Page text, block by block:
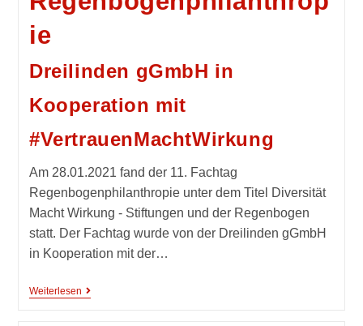
ie
Dreilinden gGmbH in
Kooperation mit
#VertrauenMachtWirkung
Am 28.01.2021 fand der 11. Fachtag
Regenbogenphilanthropie unter dem Titel Diversität
Macht Wirkung - Stiftungen und der Regenbogen
statt. Der Fachtag wurde von der Dreilinden gGmbH
in Kooperation mit der…
Weiterlesen